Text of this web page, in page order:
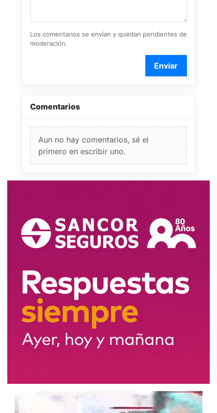
Los comentarios se envían y quedan pendientes de
moderación.
Enviar
Comentarios
Aun no hay comentarios, sé el
primero en escribir uno.